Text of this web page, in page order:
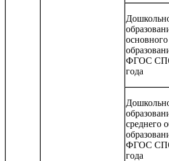
ФГОС
года
среднего
ФГОС
года